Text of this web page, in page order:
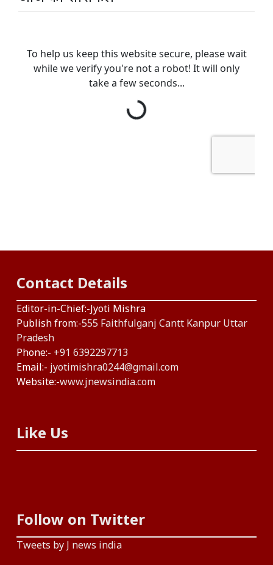
Contact Details
Editor-in-Chief:-Jyoti Mishra
Publish from:-555 Faithfulganj Cantt Kanpur Uttar
Pradesh
Phone:- +91 6392297713
Email:- jyotimishra0244@gmail.com
Website:-www.jnewsindia.com
Like Us
Follow on Twitter
Tweets by J news india